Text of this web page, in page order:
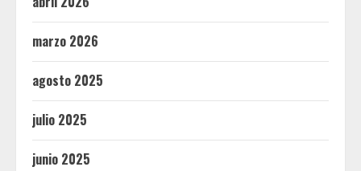
marzo 2026
agosto 2025
julio 2025
junio 2025